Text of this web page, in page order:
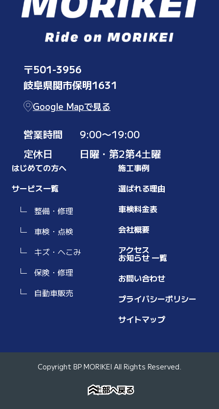
〒501-3956
岐阜県関市保明1631
Google Mapで見る
営業時間
9:00〜19:00
定休日
日曜・第2第4土曜
はじめての方へ
サービス一覧
整備・修理
車検・点検
キズ・へこみ
保険・修理
自動車販売
施工事例
選ばれる理由
車検料金表
会社概要
アクセス
お知らせ 一覧
お問い合わせ
プライバシーポリシー
サイトマップ
Copyright BP MORIKEI All Rights Reserved.
»上部へ戻る
»上部へ戻る